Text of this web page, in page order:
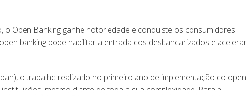
o Open Banking ganhe notoriedade e conquiste os consumidores.
banking pode habilitar a entrada dos desbancarizados e acelerar
o trabalho realizado no primeiro ano de implementação do open